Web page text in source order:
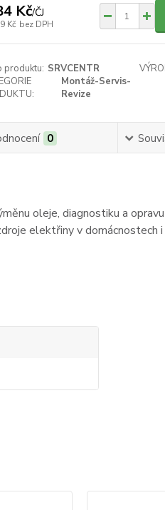
Kč/ČJ
Kč bez DPH
produktu: SRVCENTR
Montáž-Servis-
Revize
0
oleje, diagnostiku a
elektřiny v domácnostech i